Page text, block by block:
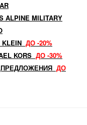
ALPINE MILITARY
KLEIN ДО -20%
KORS ДО -30%
ДО